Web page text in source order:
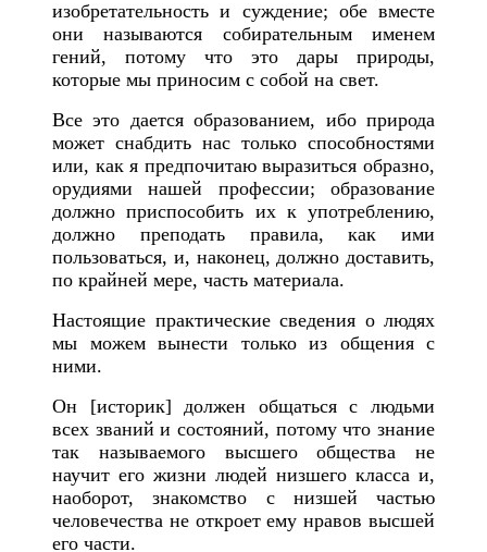
изобретательность и суждение; обе вместе
они называются собирательным именем
гений, потому что это дары природы,
которые мы приносим с собой на свет.
Все это дается образованием, ибо природа
может снабдить нас только способностями
или, как я предпочитаю выразиться образно,
орудиями нашей профессии; образование
должно приспособить их к употреблению,
должно преподать правила, как ими
пользоваться, и, наконец, должно доставить,
по крайней мере, часть материала.
Настоящие практические сведения о людях
мы можем вынести только из общения с
ними.
Он [историк] должен общаться с людьми
всех званий и состояний, потому что знание
так называемого высшего общества не
научит его жизни людей низшего класса и,
наоборот, знакомство с низшей частью
человечества не откроет ему нравов высшей
его части.